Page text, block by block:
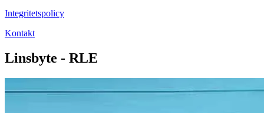
Integritetspolicy
Kontakt
Linsbyte - RLE